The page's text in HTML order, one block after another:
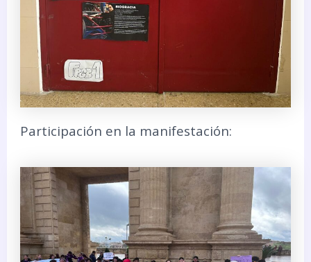
Participación en la manifestación: